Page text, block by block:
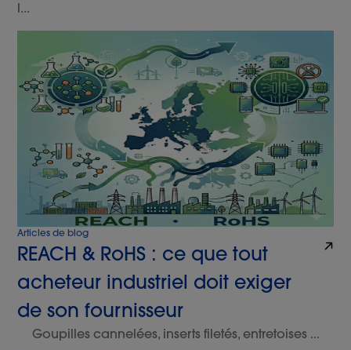
l...
Articles de blog
REACH & RoHS : ce que tout
acheteur industriel doit exiger
de son fournisseur
Goupilles cannelées, inserts filetés, entretoises ...